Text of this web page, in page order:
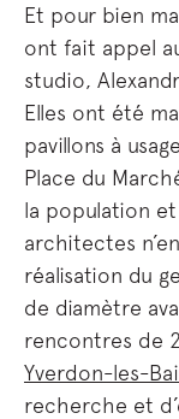
Et pour bien
ont fait appel
studio,
Elles ont été
pavillons à
Place du
la population
architectes
réalisation du
de diamètre
rencontres de
Yverdon-les-Bai
recherche et